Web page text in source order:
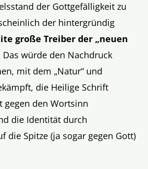
der Gottgefälligkeit zu
der hintergründig
große Treiber der „neuen
Das würde den Nachdruck
mit dem „Natur“ und
die Heilige Schrift
gegen den Wortsinn
die Identität durch
die Spitze (ja sogar gegen Gott)